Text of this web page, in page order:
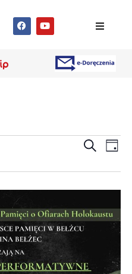
po
i
SzukajDzień